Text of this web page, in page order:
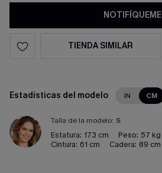
NOTIFÍQUEME
TIENDA SIMILAR
Estadísticas del modelo IN CM
Talla de la modelo: S
Estatura: 173 cm Peso: 57 kg
Cintura: 61 cm Cadera: 89 cm